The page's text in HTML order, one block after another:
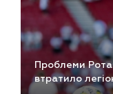
Проблеми
втратило